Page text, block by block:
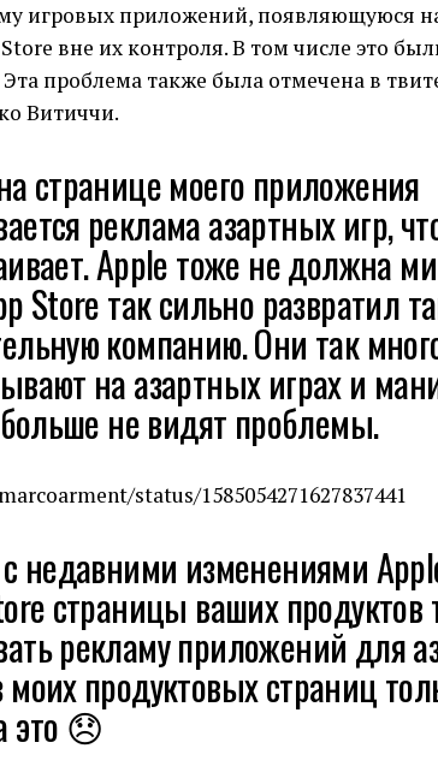
игровых приложений, появляющуюся
вне их контроля. В том числе это
проблема также была отмечена в
Витиччи.
странице моего приложения
реклама азартных игр,
Apple тоже не должна
Store так сильно развратил
компанию. Они так
на азартных играх и
больше не видят проблемы.
status/1585054271627837441
недавними изменениями
страницы ваших продуктов
рекламу приложений для
продуктовых страниц
это 😞